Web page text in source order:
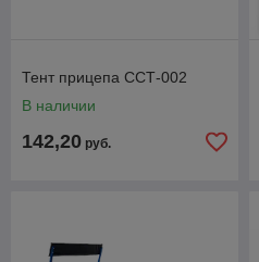
Тент прицепа ССТ-002
В наличии
142,20 руб.